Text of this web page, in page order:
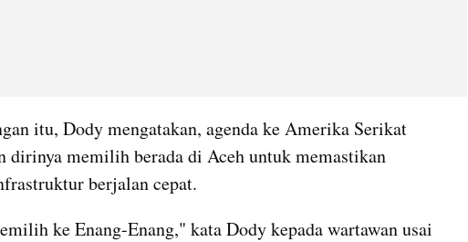
itu, Dody mengatakan, agenda ke Amerika Serikat
dirinya memilih berada di Aceh untuk memastikan
berjalan cepat.
ke Enang-Enang," kata Dody kepada wartawan usai